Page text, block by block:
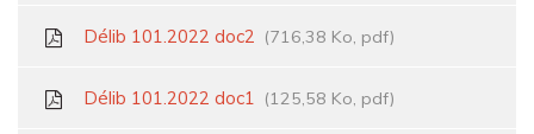
Délib 101.2022 doc2 716,38 Ko, pdf
Délib 101.2022 doc1 125,58 Ko, pdf